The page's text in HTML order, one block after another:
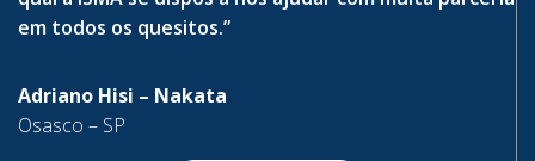
em todos os quesitos.”
Adriano Hisi – Nakata
Osasco – SP